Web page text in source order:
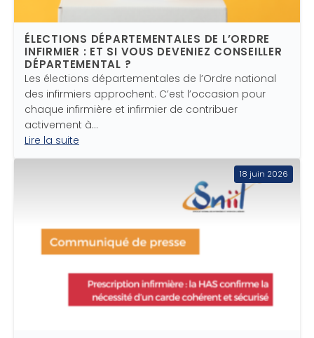
ÉLECTIONS DÉPARTEMENTALES DE L’ORDRE
INFIRMIER : ET SI VOUS DEVENIEZ CONSEILLER
DÉPARTEMENTAL ?
Les élections départementales de l’Ordre national
des infirmiers approchent. C’est l’occasion pour
chaque infirmière et infirmier de contribuer
activement à…
Lire la suite
18 juin 2026